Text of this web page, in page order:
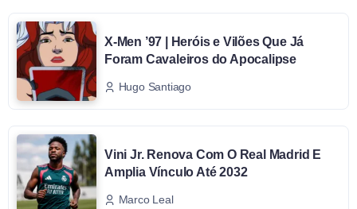
X-Men ’97 | Heróis e Vilões Que Já
Foram Cavaleiros do Apocalipse
Hugo Santiago
Vini Jr. Renova Com O Real Madrid E
Amplia Vínculo Até 2032
Marco Leal